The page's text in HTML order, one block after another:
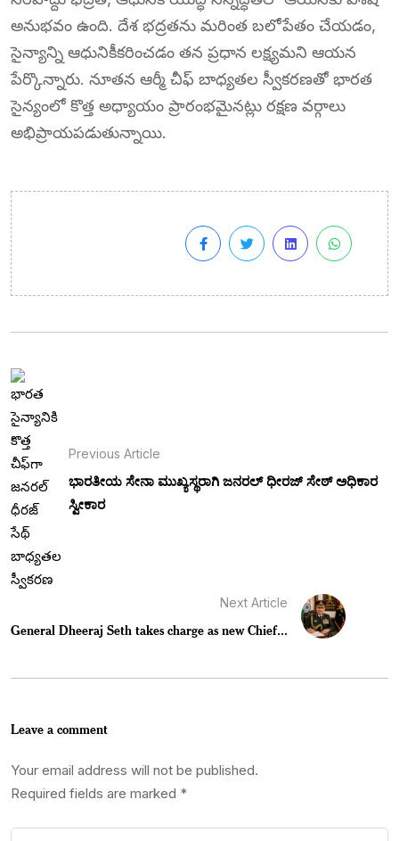
అనుభవం ఉంది. దేశ భద్రతను మరింత బలోపేతం చేయడం,
సైన్యాన్ని ఆధునికీకరించడం తన ప్రధాన లక్ష్యమని ఆయన
పేర్కొన్నారు. నూతన ఆర్మీ చీఫ్ బాధ్యతల స్వీకరణతో భారత
సైన్యంలో కొత్త అధ్యాయం ప్రారంభమైనట్లు రక్షణ వర్గాలు
అభిప్రాయపడుతున్నాయి.
Previous Article
ಭಾರತೀಯ ಸೇನಾ ಮುಖ್ಯಸ್ಥರಾಗಿ ಜನರಲ್ ಧೀರಜ್ ಸೇಠ್ ಅಧಿಕಾರ
ಸ್ವೀಕಾರ
Next Article
General Dheeraj Seth takes charge as new Chief...
Leave a comment
Your email address will not be published.
Required fields are marked *